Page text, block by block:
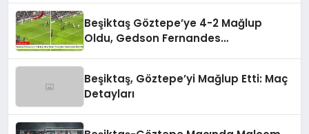
Beşiktaş Göztepe’ye 4-2 Mağlup
Oldu, Gedson Fernandes
Beşiktaş, Göztepe’yi Mağlup Etti: Maç
Detayları